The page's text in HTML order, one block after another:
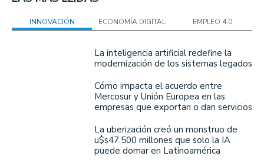
INNOVACIÓN ECONOMÍA DIGITAL EMPLEO 4.0
La inteligencia artificial redefine la
modernización de los sistemas legados
Cómo impacta el acuerdo entre
Mercosur y Unión Europea en las
empresas que exportan o dan servicios
La uberización creó un monstruo de
u$s47.500 millones que solo la IA
puede domar en Latinoamérica